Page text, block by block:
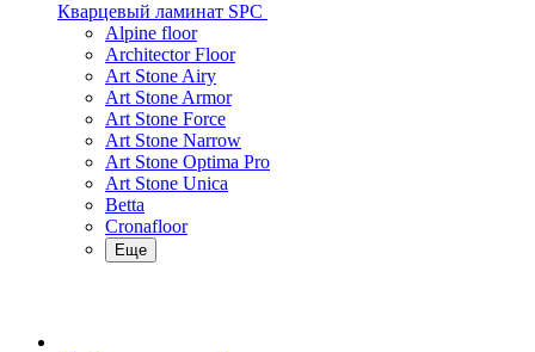
Кварцевый ламинат SPC
Alpine floor
Architector Floor
Art Stone Airy
Art Stone Armor
Art Stone Force
Art Stone Narrow
Art Stone Optima Pro
Art Stone Unica
Betta
Cronafloor
Еще